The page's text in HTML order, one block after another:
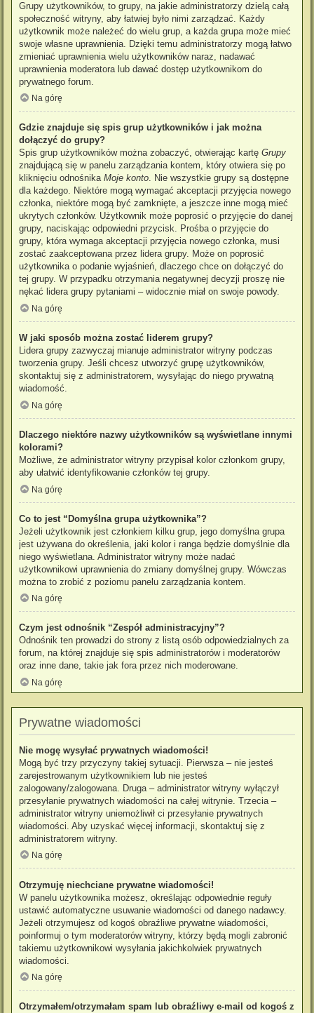
Grupy użytkowników, to grupy, na jakie administratorzy dzielą całą
społeczność witryny, aby łatwiej było nimi zarządzać. Każdy
użytkownik może należeć do wielu grup, a każda grupa może mieć
swoje własne uprawnienia. Dzięki temu administratorzy mogą łatwo
zmieniać uprawnienia wielu użytkowników naraz, nadawać
uprawnienia moderatora lub dawać dostęp użytkownikom do
prywatnego forum.
Na górę
Gdzie znajduje się spis grup użytkowników i jak można
dołączyć do grupy?
Spis grup użytkowników można zobaczyć, otwierając kartę Grupy
znajdującą się w panelu zarządzania kontem, który otwiera się po
kliknięciu odnośnika Moje konto. Nie wszystkie grupy są dostępne
dla każdego. Niektóre mogą wymagać akceptacji przyjęcia nowego
członka, niektóre mogą być zamknięte, a jeszcze inne mogą mieć
ukrytych członków. Użytkownik może poprosić o przyjęcie do danej
grupy, naciskając odpowiedni przycisk. Prośba o przyjęcie do
grupy, która wymaga akceptacji przyjęcia nowego członka, musi
zostać zaakceptowana przez lidera grupy. Może on poprosić
użytkownika o podanie wyjaśnień, dlaczego chce on dołączyć do
tej grupy. W przypadku otrzymania negatywnej decyzji proszę nie
nękać lidera grupy pytaniami – widocznie miał on swoje powody.
Na górę
W jaki sposób można zostać liderem grupy?
Lidera grupy zazwyczaj mianuje administrator witryny podczas
tworzenia grupy. Jeśli chcesz utworzyć grupę użytkowników,
skontaktuj się z administratorem, wysyłając do niego prywatną
wiadomość.
Na górę
Dlaczego niektóre nazwy użytkowników są wyświetlane innymi
kolorami?
Możliwe, że administrator witryny przypisał kolor członkom grupy,
aby ułatwić identyfikowanie członków tej grupy.
Na górę
Co to jest “Domyślna grupa użytkownika”?
Jeżeli użytkownik jest członkiem kilku grup, jego domyślna grupa
jest używana do określenia, jaki kolor i ranga będzie domyślnie dla
niego wyświetlana. Administrator witryny może nadać
użytkownikowi uprawnienia do zmiany domyślnej grupy. Wówczas
można to zrobić z poziomu panelu zarządzania kontem.
Na górę
Czym jest odnośnik “Zespół administracyjny”?
Odnośnik ten prowadzi do strony z listą osób odpowiedzialnych za
forum, na której znajduje się spis administratorów i moderatorów
oraz inne dane, takie jak fora przez nich moderowane.
Na górę
Prywatne wiadomości
Nie mogę wysyłać prywatnych wiadomości!
Mogą być trzy przyczyny takiej sytuacji. Pierwsza – nie jesteś
zarejestrowanym użytkownikiem lub nie jesteś
zalogowany/zalogowana. Druga – administrator witryny wyłączył
przesyłanie prywatnych wiadomości na całej witrynie. Trzecia –
administrator witryny uniemożliwił ci przesyłanie prywatnych
wiadomości. Aby uzyskać więcej informacji, skontaktuj się z
administratorem witryny.
Na górę
Otrzymuję niechciane prywatne wiadomości!
W panelu użytkownika możesz, określając odpowiednie reguły
ustawić automatyczne usuwanie wiadomości od danego nadawcy.
Jeżeli otrzymujesz od kogoś obraźliwe prywatne wiadomości,
poinformuj o tym moderatorów witryny, którzy będą mogli zabronić
takiemu użytkownikowi wysyłania jakichkolwiek prywatnych
wiadomości.
Na górę
Otrzymałem/otrzymałam spam lub obraźliwy e-mail od kogoś z